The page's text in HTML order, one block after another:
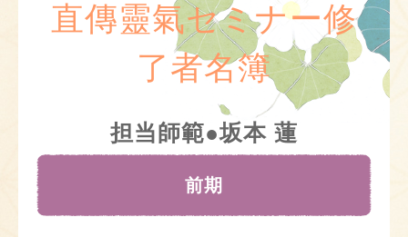
直傳靈氣セミナー修
了者名簿
担当師範●坂本 蓮
前期